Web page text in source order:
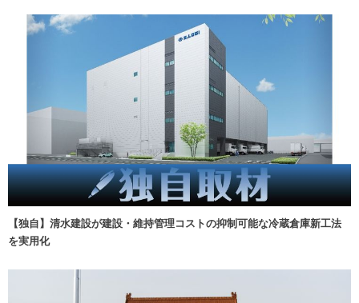
【独自】清水建設が建設・維持管理コストの抑制可能な冷蔵倉庫新工法
を実用化